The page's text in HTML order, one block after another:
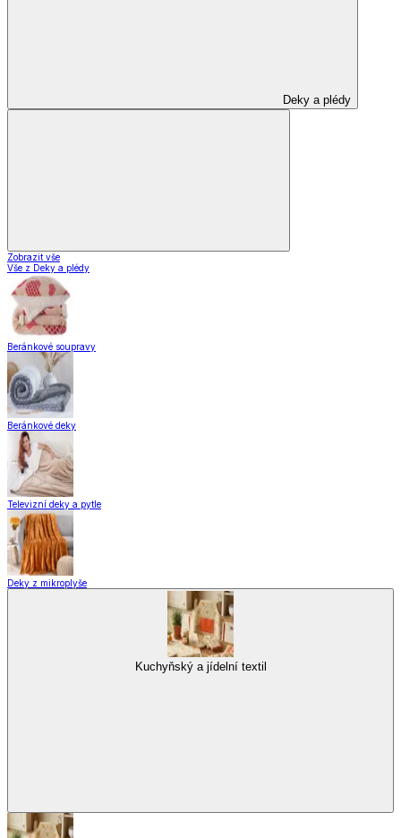
Deky a plédy
Zobrazit vše
Vše z Deky a plédy
Beránkové soupravy
Beránkové deky
Televizní deky a pytle
Deky z mikroplyše
Kuchyňský a jídelní textil